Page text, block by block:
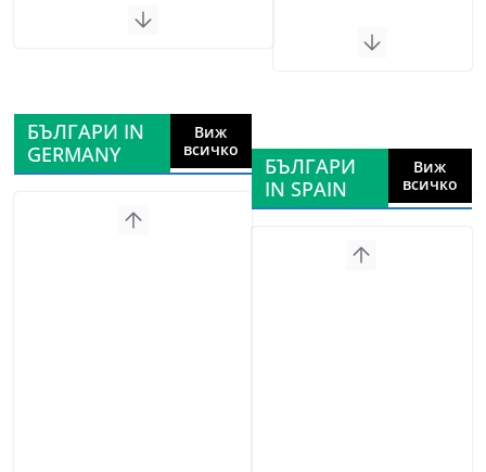
БЪЛГАРИ IN
GERMANY
Виж
всичко
БЪЛГАРИ
IN SPAIN
Виж
всичко